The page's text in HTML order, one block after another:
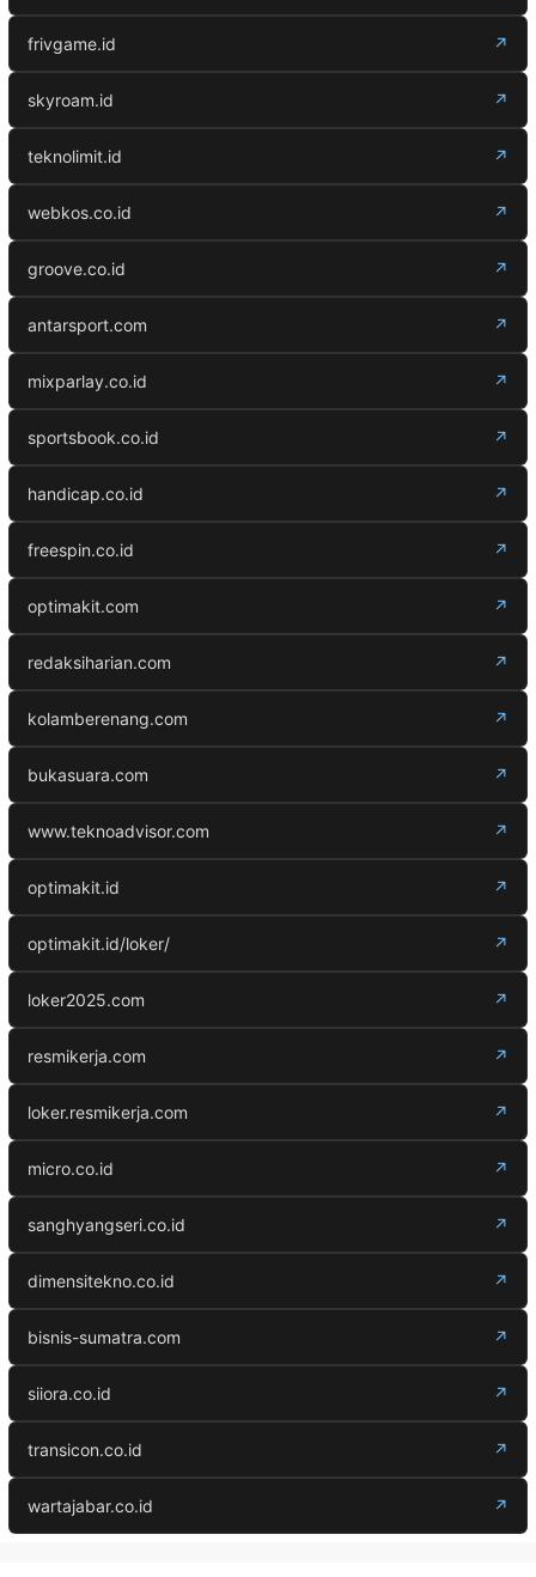
frivgame.id ↗
skyroam.id ↗
teknolimit.id ↗
webkos.co.id ↗
groove.co.id ↗
antarsport.com ↗
mixparlay.co.id ↗
sportsbook.co.id ↗
handicap.co.id ↗
freespin.co.id ↗
optimakit.com ↗
redaksiharian.com ↗
kolamberenang.com ↗
bukasuara.com ↗
www.teknoadvisor.com ↗
optimakit.id ↗
optimakit.id/loker/ ↗
loker2025.com ↗
resmikerja.com ↗
loker.resmikerja.com ↗
micro.co.id ↗
sanghyangseri.co.id ↗
dimensitekno.co.id ↗
bisnis-sumatra.com ↗
siiora.co.id ↗
transicon.co.id ↗
wartajabar.co.id ↗